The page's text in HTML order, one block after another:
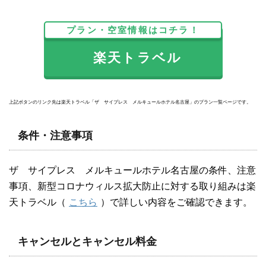
プラン・空室情報はコチラ！
楽天トラベル
上記ボタンのリンク先は楽天トラベル「ザ サイプレス メルキュールホテル名古屋」のプラン一覧ページです。
条件・注意事項
ザ サイプレス メルキュールホテル名古屋の条件、注意
事項、新型コロナウィルス拡大防止に対する取り組みは楽
天トラベル（ こちら ）で詳しい内容をご確認できます。
キャンセルとキャンセル料金